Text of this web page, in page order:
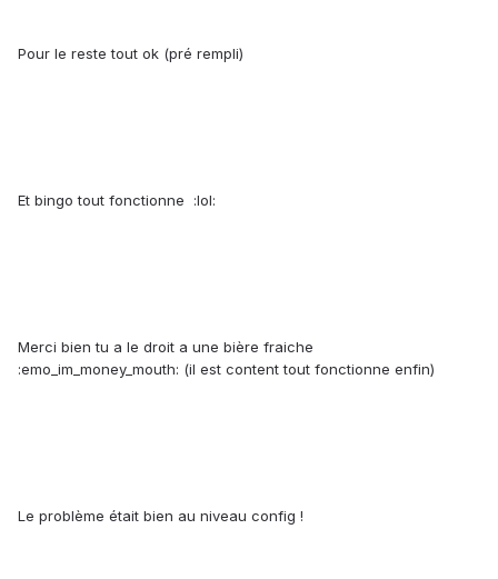
Pour le reste tout ok (pré rempli)
Et bingo tout fonctionne :lol:
Merci bien tu a le droit a une bière fraiche
:emo_im_money_mouth: (il est content tout fonctionne enfin)
Le problème était bien au niveau config !